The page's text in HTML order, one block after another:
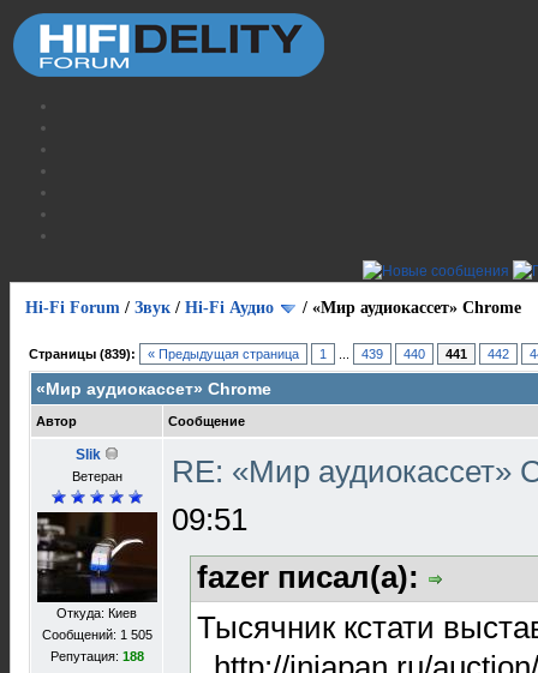
Hi-Fi Forum / Звук / Hi-Fi Аудио / «Мир аудиокассет» Chrome
Страницы (839): « Предыдущая страница 1 439 440 441 442
«Мир аудиокассет» Chrome
Автор Сообщение
Slik
Ветеран
Откуда: Киев
Сообщений: 1 505
Репутация: 188
RE: «Мир аудиокассет»
09:51
fazer писал(а):
Тысячник кстати